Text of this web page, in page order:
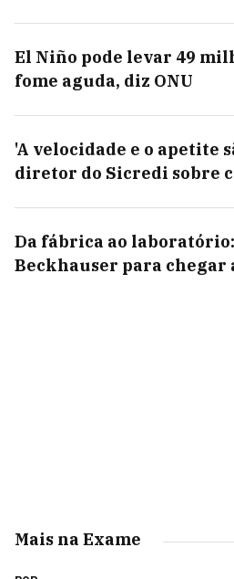
El Niño pode levar 49
fome aguda, diz ONU
'A velocidade e o apetite
diretor do Sicredi sobre
Da fábrica ao
Beckhauser para chegar
Mais na Exame